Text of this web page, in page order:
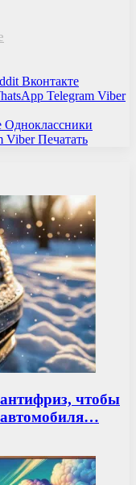
Вконтакте
Telegram Viber
Одноклассники
Viber Печатать
чтобы
автомобиля…